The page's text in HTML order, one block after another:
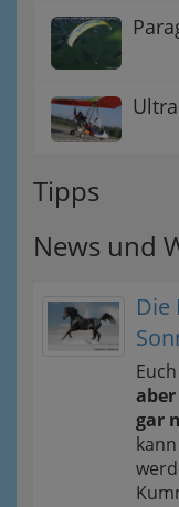
Tipps
News und
Die
gar